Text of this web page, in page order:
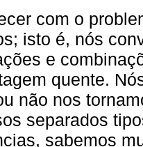
com o
isto é, nós
e
quente.
não nos
separados
sabemos